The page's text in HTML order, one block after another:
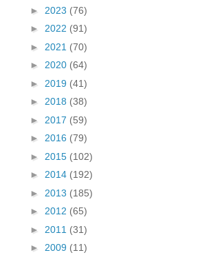
► 2023 (76)
► 2022 (91)
► 2021 (70)
► 2020 (64)
► 2019 (41)
► 2018 (38)
► 2017 (59)
► 2016 (79)
► 2015 (102)
► 2014 (192)
► 2013 (185)
► 2012 (65)
► 2011 (31)
► 2009 (11)